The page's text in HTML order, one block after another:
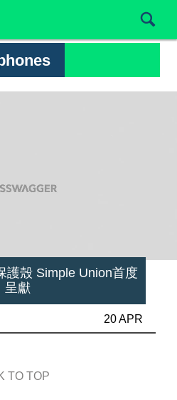
護殼 Simple Union首度
呈獻
20 APR
TO TOP